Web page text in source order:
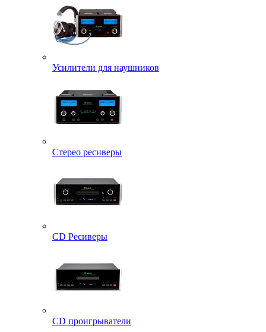
Усилители для наушников
Стерео ресиверы
CD Ресиверы
CD проигрыватели